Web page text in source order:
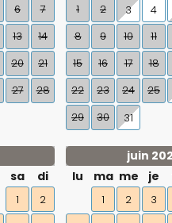
6
7
13
14
20
21
27 28
1 2 3 4
8
9 10 11
15
16 17 18
22
23 24 25
29
30 31
sa di
1
2
juin
lu
ma me je
1 2 3